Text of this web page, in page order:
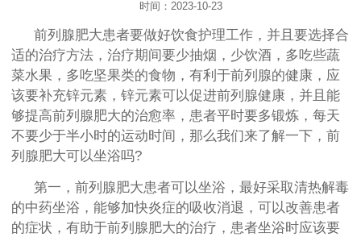
时间：2023-10-23
前列腺肥大患者要做好饮食护理工作，并且要选择合
适的治疗方法，治疗期间要少抽烟，少饮酒，多吃些蔬
菜水果，多吃坚果类的食物，有利于前列腺的健康，应
该要补充锌元素，锌元素可以促进前列腺健康，并且能
够提高前列腺肥大的治愈率，患者平时要多锻炼，每天
不要少于半小时的运动时间，那么我们来了解一下，前
列腺肥大可以坐浴吗?
第一，前列腺肥大患者可以坐浴，最好采取清热解毒
的中药坐浴，能够加快炎症的吸收消退，可以改善患者
的症状，有助于前列腺肥大的治疗，患者坐浴时应该要